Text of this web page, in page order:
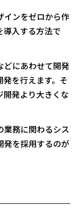
インをゼロから作
導入する方法で
どにあわせて開発
を行えます。そ
発より大きくな
業務に関わるシス
発を採用するのが